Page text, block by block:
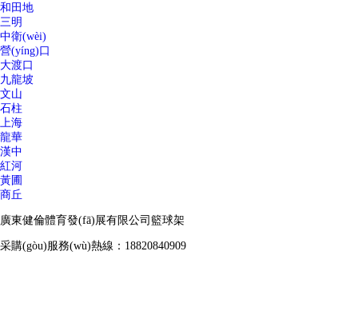
和田地
三明
中衛(wèi)
營(yíng)口
大渡口
九龍坡
文山
石柱
上海
龍華
漢中
紅河
黃圃
商丘
廣東健倫體育發(fā)展有限公司籃球架
采購(gòu)服務(wù)熱線：18820840909